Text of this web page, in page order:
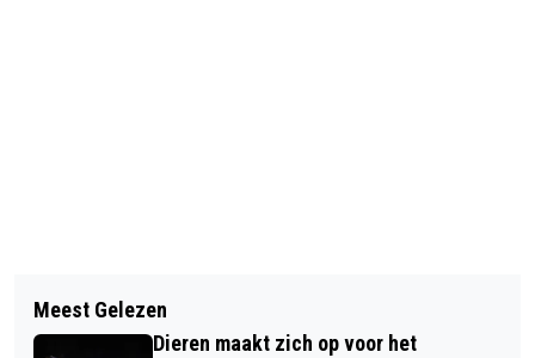
GETUIGEN GEZOCHT NA BESCHIETING
WONING WATERSTRAAT VELP
RIJNSTATE VELP IS VERKOCHT
Meest Gelezen
Dieren maakt zich op voor het